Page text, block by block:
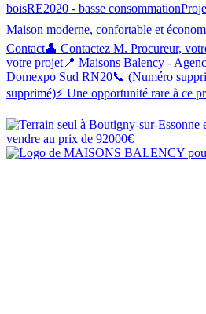
boisRE2020 - basse
Maison moderne, confortable et
Contact👤 Contactez M. Procureur,
votre projet📍 Maisons Balency -
Domexpo Sud RN20📞 (Numéro
supprimé)⚡ Une opportunité rare à ce